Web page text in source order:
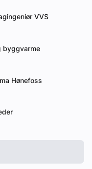
VVS
byggvarme
Hønefoss